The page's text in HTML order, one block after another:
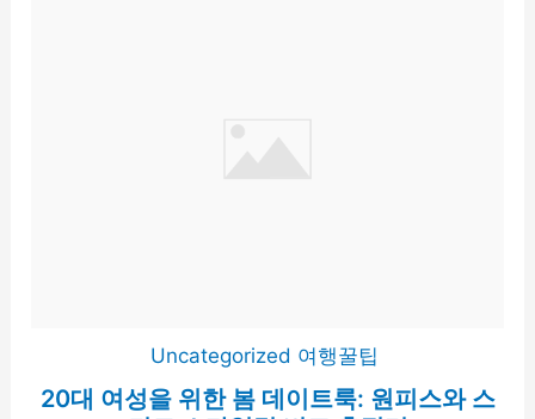
Uncategorized 여행꿀팁
20대 여성을 위한 봄 데이트룩: 원피스와 스